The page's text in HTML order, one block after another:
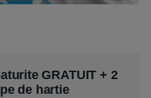
GRATUIT + 2
de hartie